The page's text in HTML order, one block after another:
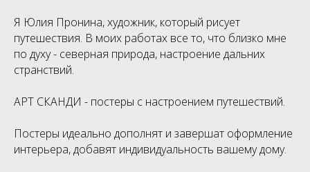
Я Юлия Пронина, художник, который рисует
путешествия. В моих работах все то, что близко мне
по духу - северная природа, настроение дальних
странствий.
АРТ СКАНДИ - постеры с настроением путешествий.
Постеры идеально дополнят и завершат оформление
интерьера, добавят индивидуальность вашему дому.